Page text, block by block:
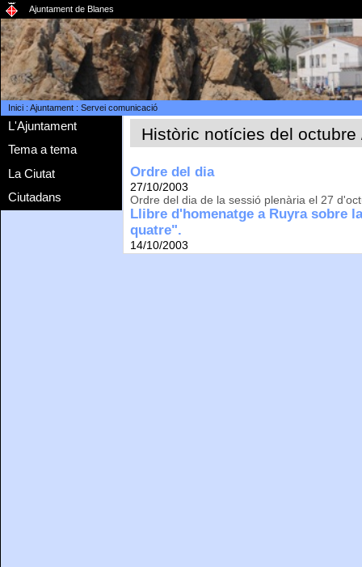
Ajuntament de Blanes
Inici: Ajuntament: Servei comunicació
L'Ajuntament
Tema a tema
La Ciutat
Ciutadans
Històric notícies del octubre
Ordre del dia
27/10/2003
Ordre del dia de la sessió plenària el 27
Llibre d'homenatge a Ruyra sobre
quatre".
14/10/2003